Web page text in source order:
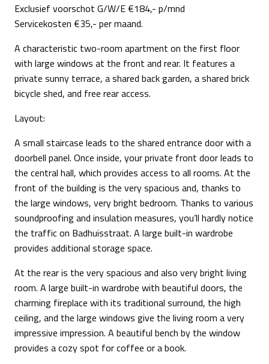
Exclusief voorschot G/W/E €184,- p/mnd
Servicekosten €35,- per maand.
A characteristic two-room apartment on the first floor
with large windows at the front and rear. It features a
private sunny terrace, a shared back garden, a shared brick
bicycle shed, and free rear access.
Layout:
A small staircase leads to the shared entrance door with a
doorbell panel. Once inside, your private front door leads to
the central hall, which provides access to all rooms. At the
front of the building is the very spacious and, thanks to
the large windows, very bright bedroom. Thanks to various
soundproofing and insulation measures, you’ll hardly notice
the traffic on Badhuisstraat. A large built-in wardrobe
provides additional storage space.
At the rear is the very spacious and also very bright living
room. A large built-in wardrobe with beautiful doors, the
charming fireplace with its traditional surround, the high
ceiling, and the large windows give the living room a very
impressive impression. A beautiful bench by the window
provides a cozy spot for coffee or a book.